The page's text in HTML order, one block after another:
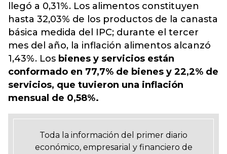
llegó a 0,31%. Los alimentos constituyen
hasta 32,03% de los productos de la canasta
básica medida del IPC; durante el tercer
mes del año, la inflación alimentos alcanzó
1,43%. Los bienes y servicios están
conformado en 77,7% de bienes y 22,2% de
servicios, que tuvieron una inflación
mensual de 0,58%.
Toda la información del primer diario
económico, empresarial y financiero de